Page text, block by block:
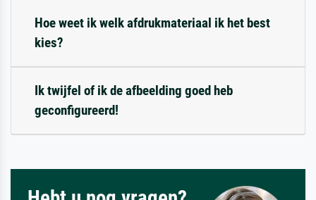
Hoe weet ik welk afdrukmateriaal ik het best
kies?
Ik twijfel of ik de afbeelding goed heb
geconfigureerd!